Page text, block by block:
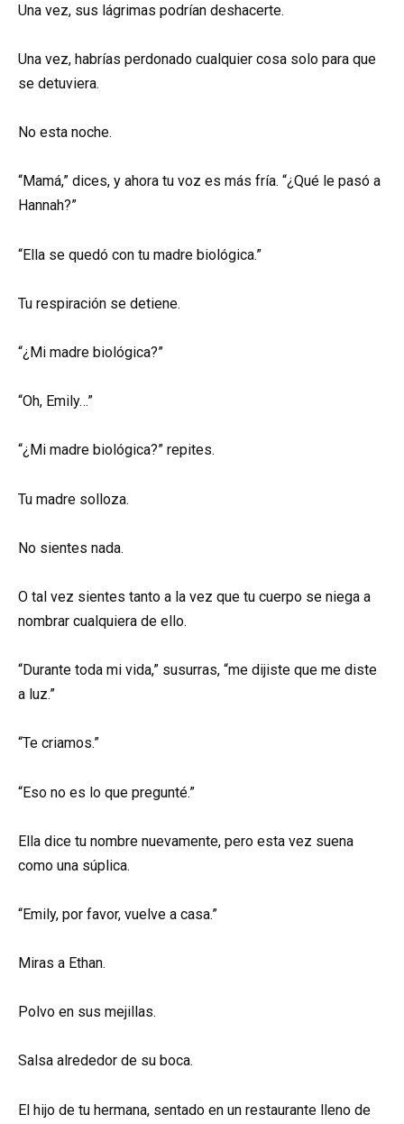
Una vez, sus lágrimas podrían deshacerte.
Una vez, habrías perdonado cualquier cosa solo para que
se detuviera.
No esta noche.
“Mamá,” dices, y ahora tu voz es más fría. “¿Qué le pasó a
Hannah?”
“Ella se quedó con tu madre biológica.”
Tu respiración se detiene.
“¿Mi madre biológica?”
“Oh, Emily…”
“¿Mi madre biológica?” repites.
Tu madre solloza.
No sientes nada.
O tal vez sientes tanto a la vez que tu cuerpo se niega a
nombrar cualquiera de ello.
“Durante toda mi vida,” susurras, “me dijiste que me diste
a luz.”
“Te criamos.”
“Eso no es lo que pregunté.”
Ella dice tu nombre nuevamente, pero esta vez suena
como una súplica.
“Emily, por favor, vuelve a casa.”
Miras a Ethan.
Polvo en sus mejillas.
Salsa alrededor de su boca.
El hijo de tu hermana, sentado en un restaurante lleno de